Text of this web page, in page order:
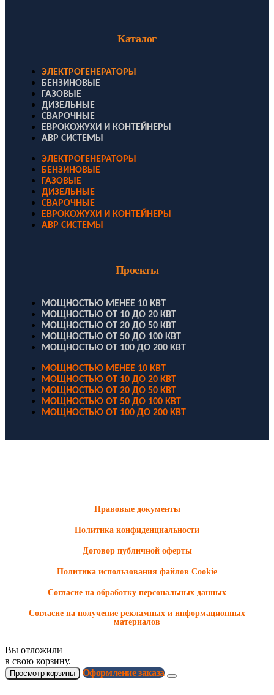
Каталог
ЭЛЕКТРОГЕНЕРАТОРЫ
БЕНЗИНОВЫЕ
ГАЗОВЫЕ
ДИЗЕЛЬНЫЕ
СВАРОЧНЫЕ
ЕВРОКОЖУХИ И КОНТЕЙНЕРЫ
АВР СИСТЕМЫ
ЭЛЕКТРОГЕНЕРАТОРЫ
БЕНЗИНОВЫЕ
ГАЗОВЫЕ
ДИЗЕЛЬНЫЕ
СВАРОЧНЫЕ
ЕВРОКОЖУХИ И КОНТЕЙНЕРЫ
АВР СИСТЕМЫ
Проекты
МОЩНОСТЬЮ МЕНЕЕ 10 КВТ
МОЩНОСТЬЮ ОТ 10 ДО 20 КВТ
МОЩНОСТЬЮ ОТ 20 ДО 50 КВТ
МОЩНОСТЬЮ ОТ 50 ДО 100 КВТ
МОЩНОСТЬЮ ОТ 100 ДО 200 КВТ
МОЩНОСТЬЮ МЕНЕЕ 10 КВТ
МОЩНОСТЬЮ ОТ 10 ДО 20 КВТ
МОЩНОСТЬЮ ОТ 20 ДО 50 КВТ
МОЩНОСТЬЮ ОТ 50 ДО 100 КВТ
МОЩНОСТЬЮ ОТ 100 ДО 200 КВТ
Правовые документы
Политика конфиденциальности
Договор публичной оферты
Политика использования файлов Cookie
Согласие на обработку персональных данных
Согласие на получение рекламных и информационных
материалов
Вы отложили
в свою корзину.
Просмотр корзины Оформление заказа